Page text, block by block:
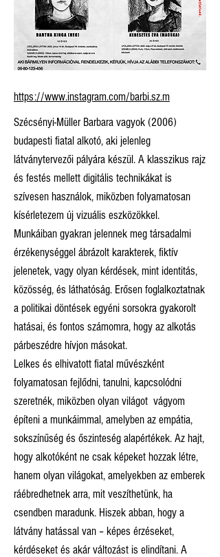
https://www.instagram.com/barbi.sz.m
Szécsényi-Müller Barbara vagyok (2006)
budapesti fiatal alkotó, aki jelenleg
látványtervezői pályára készül. A klasszikus rajz
és festés mellett digitális technikákat is
szívesen használok, miközben folyamatosan
kísérletezem új vizuális eszközökkel.
Munkáiban gyakran jelennek meg társadalmi
érzékenységgel ábrázolt karakterek, fiktív
jelenetek, vagy olyan kérdések, mint identitás,
közösség, és láthatóság. Erősen foglalkoztatnak
a politikai döntések egyéni sorsokra gyakorolt
hatásai, és fontos számomra, hogy az alkotás
párbeszédre hívjon másokat.
Lelkes és elhivatott fiatal művészként
folyamatosan fejlődni, tanulni, kapcsolódni
szeretnék, miközben olyan világot vágyom
építeni a munkáimmal, amelyben az empátia,
sokszínűség és őszinteség alapértékek. Az hajt,
hogy alkotóként ne csak képeket hozzak létre,
hanem olyan világokat, amelyekben az emberek
ráébredhetnek arra, mit veszíthetünk, ha
csendben maradunk. Hiszek abban, hogy a
látvány hatással van – képes érzéseket,
kérdéseket és akár változást is elindítani. A